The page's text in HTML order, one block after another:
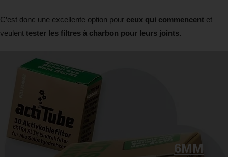
C’est donc une excellente option pour ceux qui commencent et
veulent tester les filtres à charbon pour leurs joints.
6MM